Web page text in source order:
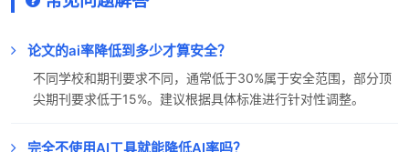
论文的ai率降低到多少才算安全？
不同学校和期刊要求不同，通常低于30%属于安全范围，部分顶
尖期刊要求低于15%。建议根据具体标准进行针对性调整。
完全不使用AI工具就能降低AI率吗？